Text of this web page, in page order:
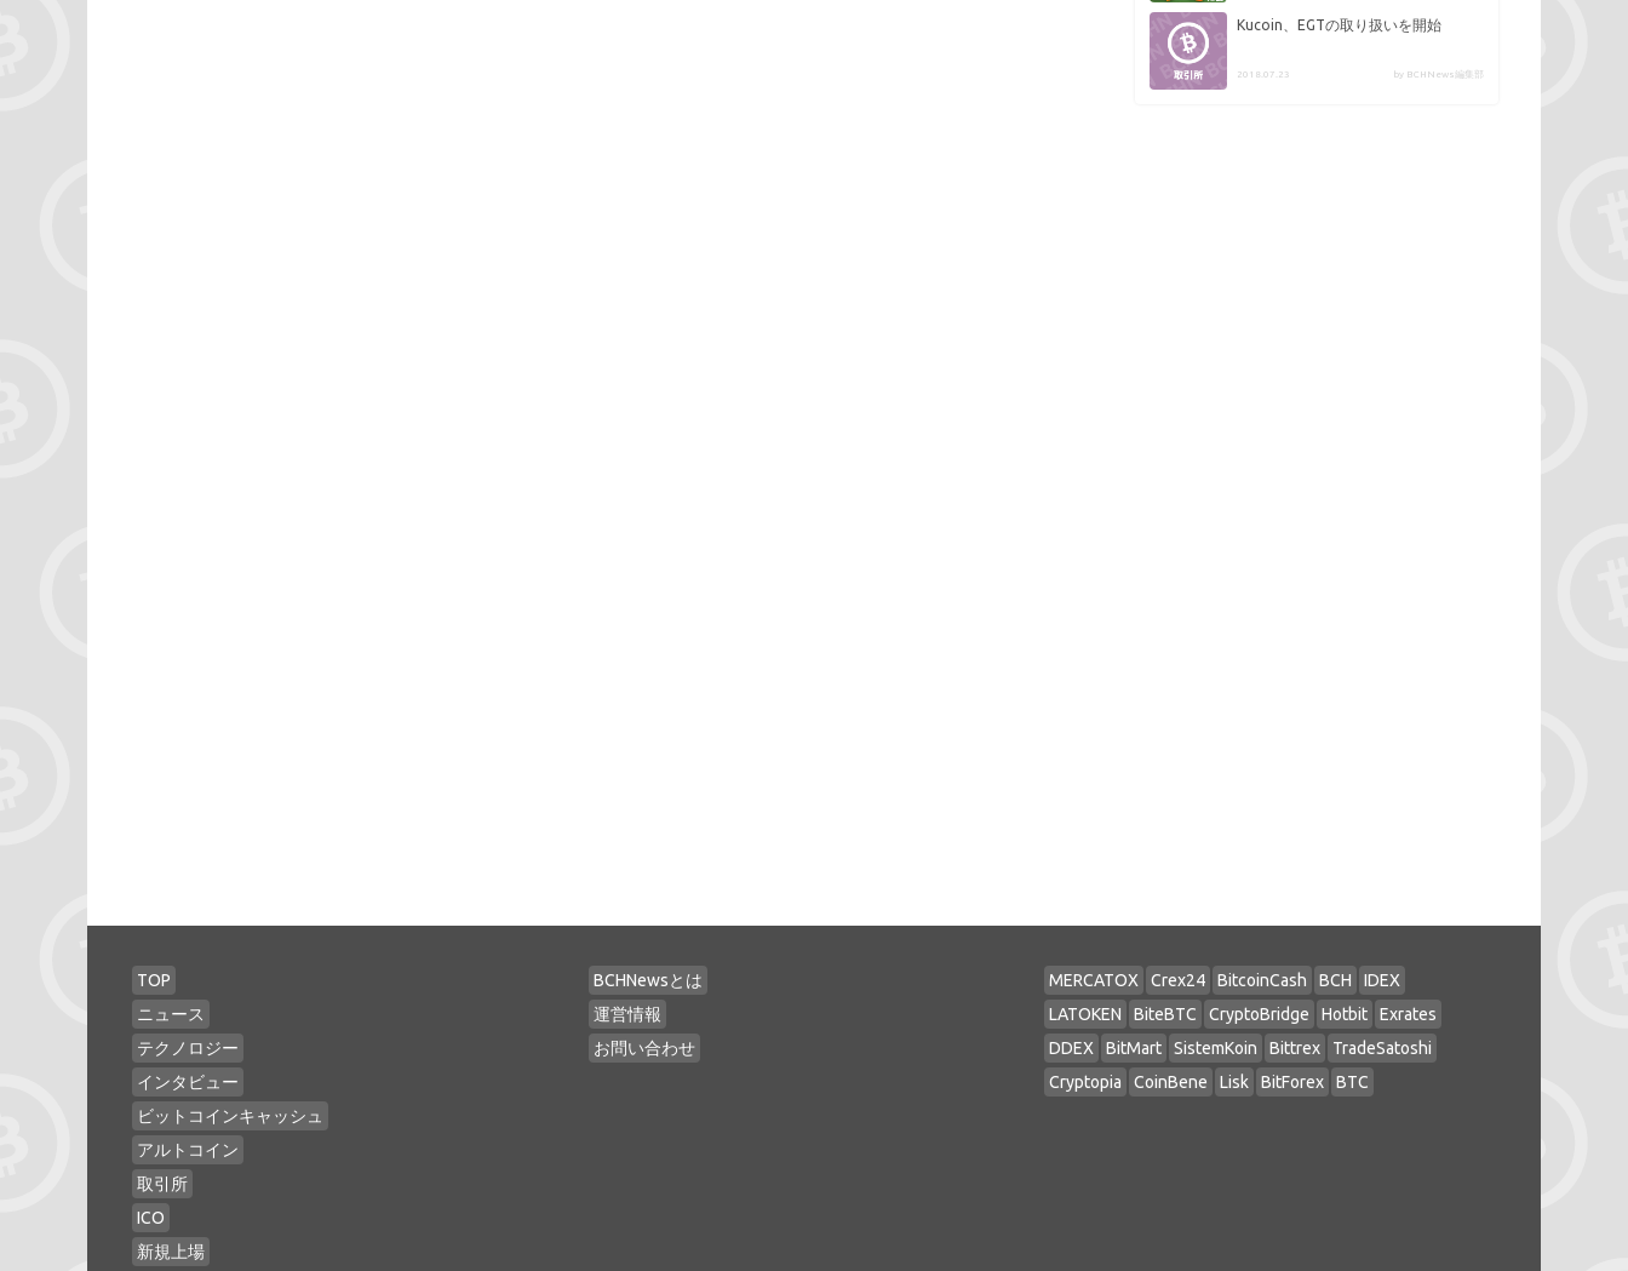
Kucoin、EGTの取り扱いを開始
2018.07.23 by BCHNews編集部
TOP
ニュース
テクノロジー
インタビュー
ビットコインキャッシュ
アルトコイン
取引所
ICO
新規上場
BCHNewsとは
運営情報
お問い合わせ
MERCATOX Crex24 BitcoinCash BCH
IDEX
LATOKEN
BiteBTC CryptoBridge Hotbit
Exrates
DDEX
BitMart SistemKoin Bittrex
TradeSatoshi
Cryptopia
CoinBene Lisk BitForex BTC